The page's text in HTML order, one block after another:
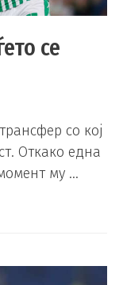
се
со кој
Откако една
му …